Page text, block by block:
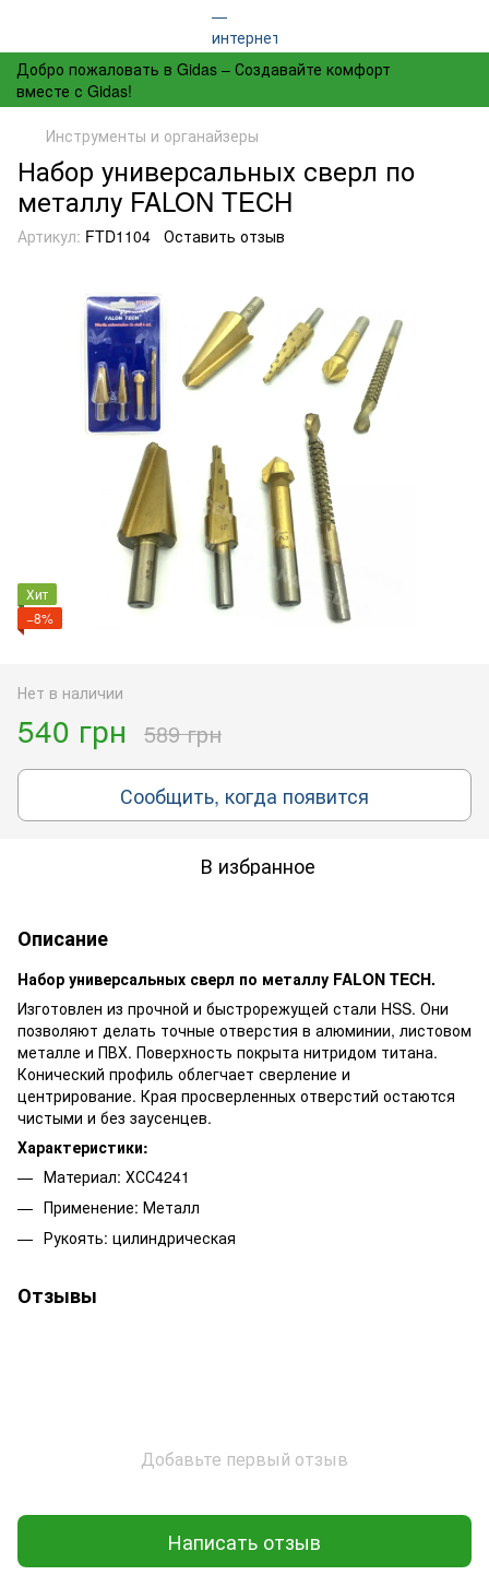
Добро пожаловать в Gidas – Создавайте комфорт
вместе с Gidas!
Инструменты и органайзеры
Набор универсальных сверл по
металлу FALON TECH
Артикул: FTD1104 Оставить отзыв
Хит
−8%
Нет в наличии
540 грн 589 грн
Сообщить, когда появится
В избранное
Описание
Набор универсальных сверл по металлу FALON TECH.
Изготовлен из прочной и быстрорежущей стали HSS. Они
позволяют делать точные отверстия в алюминии, листовом
металле и ПВХ. Поверхность покрыта нитридом титана.
Конический профиль облегчает сверление и
центрирование. Края просверленных отверстий остаются
чистыми и без заусенцев.
Характеристики:
Материал: ХСС4241
Применение: Металл
Рукоять: цилиндрическая
Отзывы
Добавьте первый отзыв
Написать отзыв